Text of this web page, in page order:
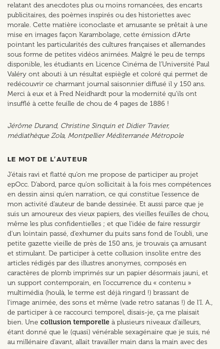
relatant des anecdotes plus ou moins romancées, des encarts
publicitaires, des poèmes inspirés ou des historiettes avec
morale. Cette matière iconoclaste et amusante se prêtait à une
mise en images façon Karambolage, cette émission d’Arte
pointant les particularités des cultures françaises et allemandes
sous forme de petites vidéos animées. Malgré le peu de temps
disponible, les étudiants en Licence Cinéma de l’Université Paul
Valéry ont abouti à un résultat espiègle et coloré qui permet de
redécouvrir ce charmant journal saisonnier diffusé il y 150 ans.
Merci à eux et à Fred Neidhardt pour la modernité qu’ils ont
insufflé à cette feuille de chou de 4 pages de 1886 !
Jérôme Durand, Christine Sinquin et Didier Travier,
médiathèque Zola, Montpellier Méditerranée Métropole
LE MOT DE L’AUTEUR
J’étais ravi et flatté qu’on me propose de participer au projet
epOcc. D’abord, parce qu’on sollicitait à la fois mes compétences
en dessin ainsi qu’en narration, ce qui constitue l’essence de
mon activité d’auteur de bande dessinée. Et aussi parce que je
suis un amoureux des vieux papiers, des vieilles feuilles de chou,
même les plus confidentielles ; et que l’idée de faire ressurgir
d’un lointain passé, d’exhumer du puits sans fond de l’oubli, une
petite gazette vieille de près de 150 ans, je trouvais ça amusant
et stimulant. De participer à cette collusion insolite entre des
articles rédigés par des illustres anonymes, composés en
caractères de plomb imprimés sur un papier désormais jauni, et
un support contemporain, en l’occurrence du « contenu »
multimédia (houlà, le terme est déjà ringard !) brassant de
l’image animée, des sons et même (vade retro satanas !) de l’I. A.,
de participer à ce raccourci temporel, disais-je, ça me plaisait
bien. Une collusion temporelle à plusieurs niveaux d’ailleurs,
étant donné que le (quasi) vénérable sexagénaire que je suis, né
au millénaire d’avant, allait travailler main dans la main avec des